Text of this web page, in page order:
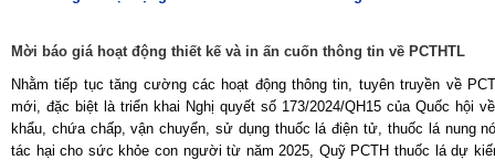
Mời báo giá hoạt động thiết kế và in ấn cuốn thông tin về PCTHTL
Nhằm tiếp tục tăng cường các hoạt động thông tin, tuyên truyền về
mới, đặc biệt là triển khai Nghị quyết số 173/2024/QH15 của Quốc hội
khẩu, chứa chấp, vận chuyển, sử dụng thuốc lá điện tử, thuốc lá nung
tác hại cho sức khỏe con người từ năm 2025, Quỹ PCTH thuốc lá dự